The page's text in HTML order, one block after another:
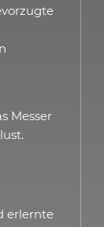
Messer
erlernte